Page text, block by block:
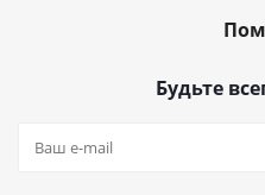
Будьте